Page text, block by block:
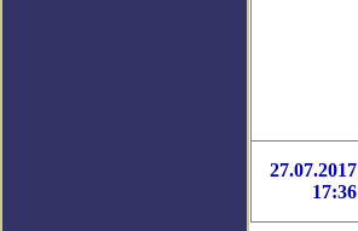
27.07.2017
17:36